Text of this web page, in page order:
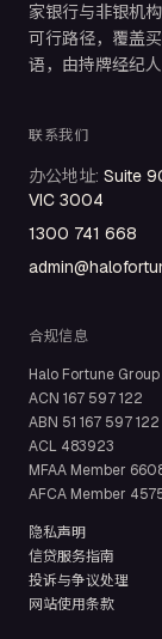
家银行与非银机
可行路径，覆盖
语，由持牌经纪
联系我们
办公地址: Suite
VIC 3004
1300 741 668
合规信息
Halo Fortune
ACN 167 597 122
ABN 51 167 597 122
ACL 483923
MFAA Member
AFCA Member
隐私声明
信贷服务指南
投诉与争议处理
网站使用条款